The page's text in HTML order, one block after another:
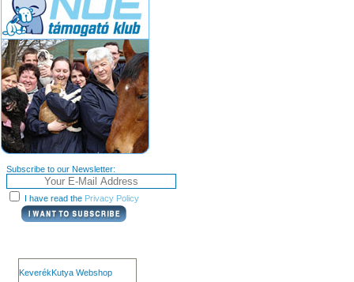
Subscribe to our Newsletter:
I have read the Privacy Policy
KeverékKutya Webshop